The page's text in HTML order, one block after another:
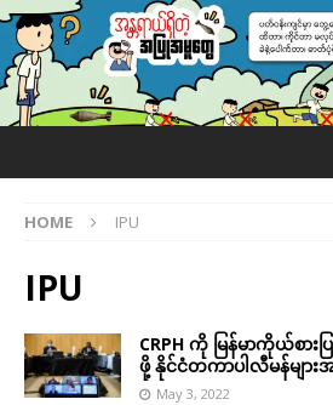
HOME IPU
IPU
CRPH ကို မြန်မာကိုယ်စ
ဖို့ နိုင်ငံတကာပါလီမန်များ
May 3, 2022